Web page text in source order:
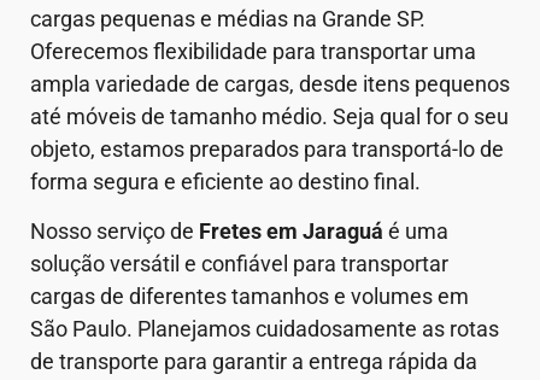
cargas pequenas e médias na Grande SP.
Oferecemos flexibilidade para transportar uma
ampla variedade de cargas, desde itens pequenos
até móveis de tamanho médio. Seja qual for o seu
objeto, estamos preparados para transportá-lo de
forma segura e eficiente ao destino final.
Nosso serviço de Fretes em Jaraguá é uma
solução versátil e confiável para transportar
cargas de diferentes tamanhos e volumes em
São Paulo. Planejamos cuidadosamente as rotas
de transporte para garantir a entrega rápida da